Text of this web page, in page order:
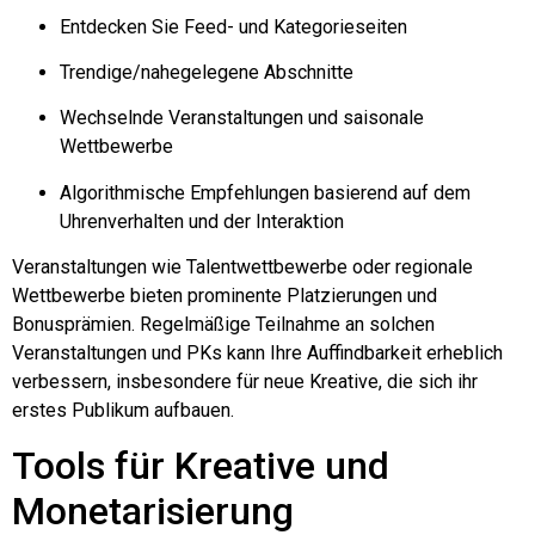
Entdecken Sie Feed- und Kategorieseiten
Trendige/nahegelegene Abschnitte
Wechselnde Veranstaltungen und saisonale
Wettbewerbe
Algorithmische Empfehlungen basierend auf dem
Uhrenverhalten und der Interaktion
Veranstaltungen wie Talentwettbewerbe oder regionale
Wettbewerbe bieten prominente Platzierungen und
Bonusprämien. Regelmäßige Teilnahme an solchen
Veranstaltungen und PKs kann Ihre Auffindbarkeit erheblich
verbessern, insbesondere für neue Kreative, die sich ihr
erstes Publikum aufbauen.
Tools für Kreative und
Monetarisierung